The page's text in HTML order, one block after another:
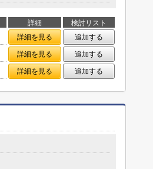
詳細
検討リスト
詳細を見る
追加する
詳細を見る
追加する
詳細を見る 追加する